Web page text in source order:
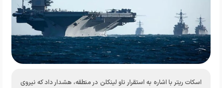
اسکات ریتر با اشاره به استقرار ناو لینکلن در منطقه، هشدار داد که نیروی